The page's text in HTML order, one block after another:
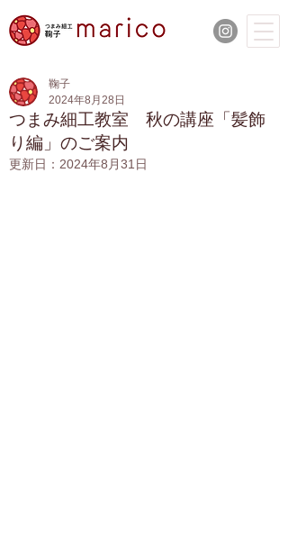
つまみ細工教室 秋の講座「髪飾
り編」のご案内
鞠子
2024年8月28日
更新日： 2024年8月31日